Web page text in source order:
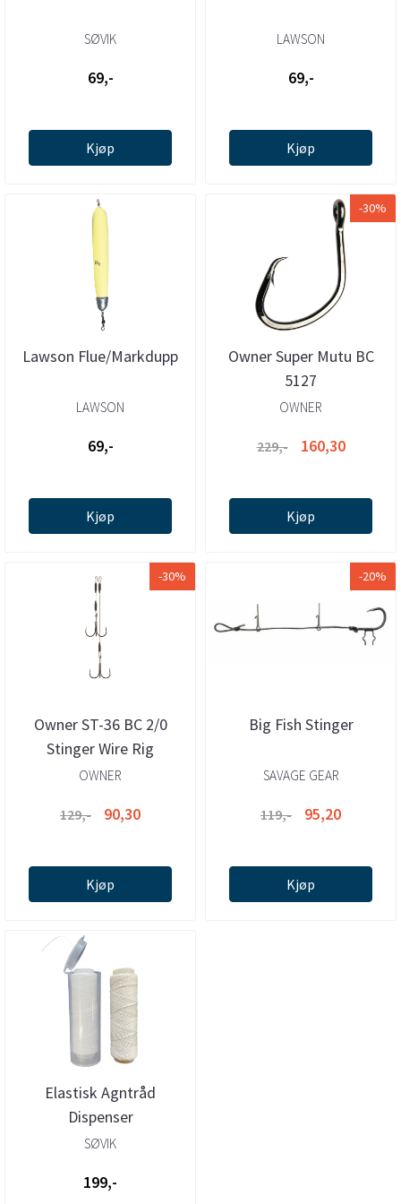
SØVIK
69,-
Kjøp
LAWSON
69,-
Kjøp
Lawson Flue/Markdupp
LAWSON
69,-
Kjøp
-30%
Owner Super Mutu BC
5127
OWNER
229,- 160,30
Kjøp
-30%
Owner ST-36 BC 2/0
Stinger Wire Rig
OWNER
129,- 90,30
Kjøp
-20%
Big Fish Stinger
SAVAGE GEAR
119,- 95,20
Kjøp
Elastisk Agntråd
Dispenser
SØVIK
199,-